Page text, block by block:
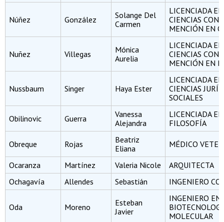
Núñez González
Solange Del
Carmen
LICENCIADA EN
CIENCIAS CON
MENCIÓN EN
Nuñez Villegas
Mónica
Aurelia
LICENCIADA EN
CIENCIAS CON
MENCIÓN EN
Nussbaum Singer Haya Ester
LICENCIADA EN
CIENCIAS
SOCIALES
Obilinovic Guerra
Vanessa
Alejandra
LICENCIADA EN
FILOSOFÍA
Obreque Rojas
Beatriz
Eliana
MÉDICO
Ocaranza Martínez Valeria Nicole
ARQUITECTA
Ochagavía
Allendes Sebastián INGENIERO
Oda Moreno
Esteban
Javier
INGENIERO EN
MOLECULAR